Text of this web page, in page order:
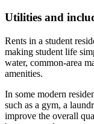
Utilities and
Rents in a student
making student life
water, common-area
amenities.
In some modern
such as a gym, a
improve the overall